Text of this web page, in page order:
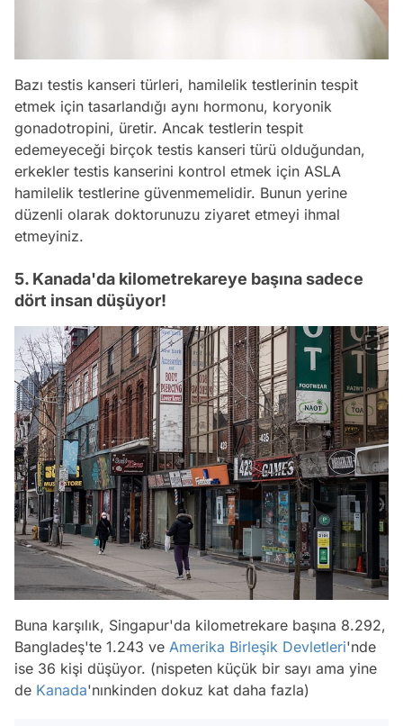
Bazı testis kanseri türleri, hamilelik testlerinin tespit
etmek için tasarlandığı aynı hormonu, koryonik
gonadotropini, üretir. Ancak testlerin tespit
edemeyeceği birçok testis kanseri türü olduğundan,
erkekler testis kanserini kontrol etmek için ASLA
hamilelik testlerine güvenmemelidir. Bunun yerine
düzenli olarak doktorunuzu ziyaret etmeyi ihmal
etmeyiniz.
5. Kanada'da kilometrekareye başına sadece
dört insan düşüyor!
Buna karşılık, Singapur'da kilometrekare başına 8.292,
Bangladeş'te 1.243 ve Amerika Birleşik Devletleri'nde
ise 36 kişi düşüyor. (nispeten küçük bir sayı ama yine
de Kanada'nınkinden dokuz kat daha fazla)